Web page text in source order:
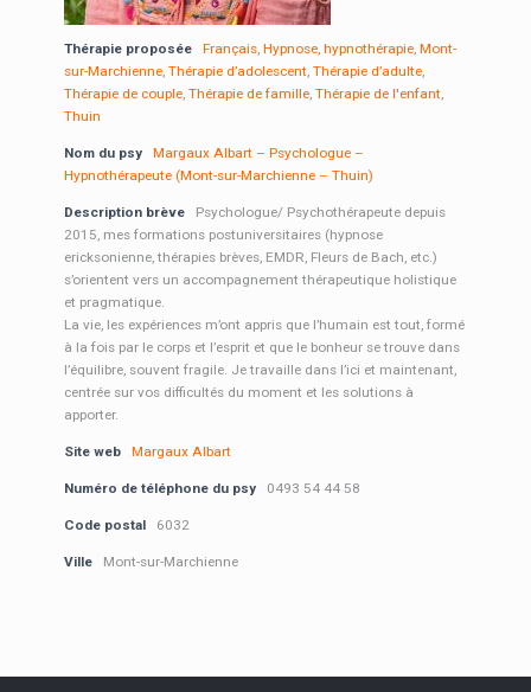
Nom du psy
Margaux Albart – Psychologue –
Hypnothérapeute (Mont-sur-Marchienne – Thuin)
Thérapie proposée Français, Hypnose, hypnothérapie, Mont-
sur-Marchienne, Thérapie d’adolescent, Thérapie d’adulte,
Thérapie de couple, Thérapie de famille, Thérapie de l'enfant,
Thuin
Description brève
Psychologue/ Psychothérapeute depuis
2015, mes formations postuniversitaires (hypnose
ericksonienne, thérapies brèves, EMDR, Fleurs de Bach, etc.)
s’orientent vers un accompagnement thérapeutique holistique
et pragmatique.
La vie, les expériences m’ont appris que l’humain est tout, formé
à la fois par le corps et l’esprit et que le bonheur se trouve dans
l’équilibre, souvent fragile. Je travaille dans l’ici et maintenant,
centrée sur vos difficultés du moment et les solutions à
apporter.
Site web Margaux Albart
Numéro de téléphone du psy 0493 54 44 58
Code postal 6032
Ville Mont-sur-Marchienne